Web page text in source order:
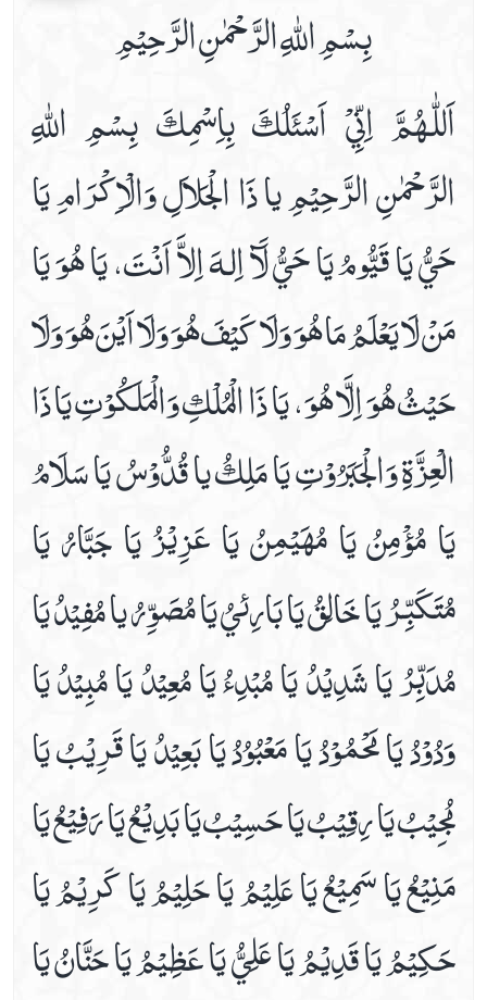
بِسْمِ اللّٰهِ الرَّحْمٰنِ الرَّحِيْمِ
اَللّٰـهُمَّ اِنِّيْ اَسْئَلُكَ بِاِسْمِكَ بِسْمِ اللّٰهِ
الرَّحْمٰنِ الرَّحِيْمِ يا ذَا الْجَلاَلِ وَالْاِكْرَامِ يَا
حَيُّ يَا قَيُّومُ يَا حَيُّ لَآ اِلـٰهَ اِلاَّ اَنْتَ، يَا هُوَ يَا
مَنْ لَا يَعْلَمُ مَا هُوَ وَلَا كَيْفَ هُوَ وَلَا اَيْنَ هُوَ وَلَا
حَيْثُ هُوَ اِلَّا هُوَ، يَا ذَا الْمُلْكِ وَالْمَلَكُوْتِ يَا ذَا
الْعِزَّةِ وَالْجَبَرُوْتِ يَا مَلِكُ يا قُدُّوْسُ يَا سَلَامُ
يَا مُؤْمِنُ يَا مُهَيْمِنُ يَا عَزِيْزُ يَا جَبَّارُ يَا
مُتَكَبِّـرُ يَا خَالِقُ يَا بَارِئيُ يَا مُصَوِّرُ يا مُفِيْدُ يَا
مُدَبِّرُ يَا شَدِيْدُ يَا مُبْدِءُ يَا مُعِيْدُ يَا مُبِيْدُ يَا
وَدُوْدُ يَا مَحْمُوْدُ يَا مَعْبُوُدُ يَا بَعِيْدُ يَا قَرِيْبُ يَا
مُجِيْبُ يَا رِقِيْبُ يَا حَسِيْبُ يَا بَدِيْعُ يَا رَفِيْعُ يَا
مَنِيْعُ يَا سَمِيْعُ يَا عَلِيْمُ يَا حَلِيْمُ يَا كَرِيْمُ يَا
حَكِيْمُ يَا قَدِيْمُ يَا عَلِيُّ يَا عَظِيْمُ يَا حَنَّانُ يَا
Read Dua E Iftitah
Read Dua E Joshan Kabeer
Read Dua E Nudba
Read Dua E Sabasab
Read Dua E Samaat
Read Dua E Tauba
Lifestyle
Travel
Ziaraats